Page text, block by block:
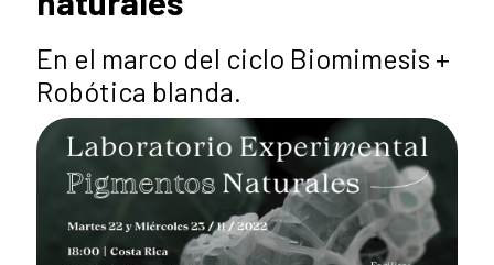
En el marco del ciclo Biomimesis +
Robótica blanda.